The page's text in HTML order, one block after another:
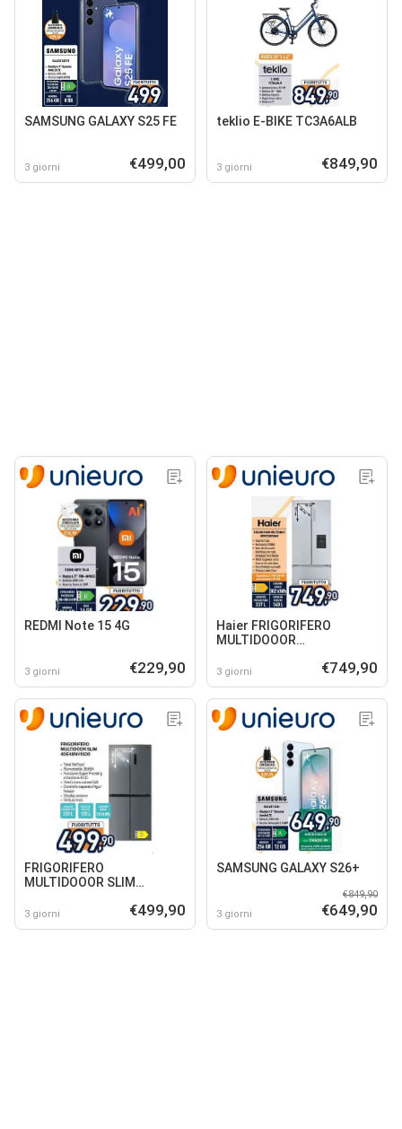
SAMSUNG GALAXY S25 FE
3 giorni €499,00
teklio E-BIKE TC3A6ALB
3 giorni €849,90
REDMI Note 15 4G
3 giorni €229,90
Haier FRIGORIFERO
MULTIDOOOR
3 giorni €749,90
FRIGORIFERO
MULTIDOOOR SLIM
3 giorni €499,90
SAMSUNG GALAXY S26+
3 giorni
€849,90
€649,90